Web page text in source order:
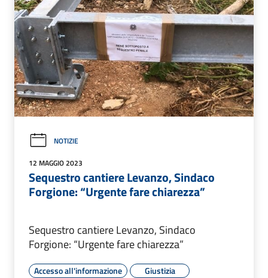
NOTIZIE
12 MAGGIO 2023
Sequestro cantiere Levanzo, Sindaco
Forgione: “Urgente fare chiarezza”
Sequestro cantiere Levanzo, Sindaco
Forgione: “Urgente fare chiarezza”
Accesso all'informazione
Giustizia